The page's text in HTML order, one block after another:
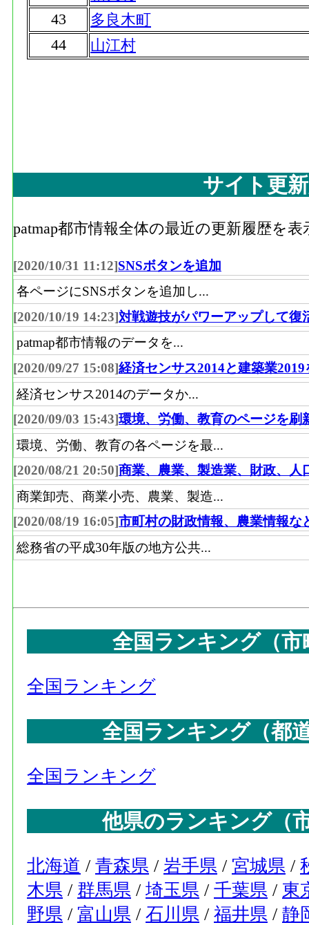
43
多良木町
44
山江村
サイト更
patmap都市情報全体の最近の更新履歴を表
[2020/10/31 11:12]SNSボタンを追加
各ページにSNSボタンを追加し...
[2020/10/19 14:23]対戦遊技がパワーアップして復
patmap都市情報のデータを...
[2020/09/27 15:08]経済センサス2014と建築業2019
経済センサス2014のデータか...
[2020/09/03 15:43]環境、労働、教育のページを刷
環境、労働、教育の各ページを最...
[2020/08/21 20:50]商業、農業、製造業、財政、人
商業卸売、商業小売、農業、製造...
[2020/08/19 16:05]市町村の財政情報、農業情報な
総務省の平成30年版の地方公共...
全国ランキング（
全国ランキング
全国ランキング（都
全国ランキング
他県のランキング（
北海道 / 青森県 / 岩手県 / 宮城県 /
木県 / 群馬県 / 埼玉県 / 千葉県 / 東
野県 / 富山県 / 石川県 / 福井県 / 静